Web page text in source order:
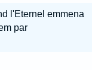
l'Eternel emmena
par